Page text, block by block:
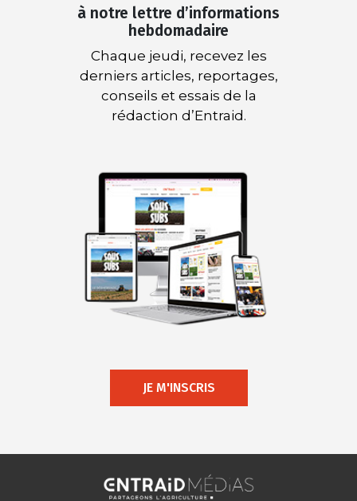
à notre lettre d’informations
hebdomadaire
Chaque jeudi, recevez les
derniers articles, reportages,
conseils et essais de la
rédaction d’Entraid.
JE M'INSCRIS